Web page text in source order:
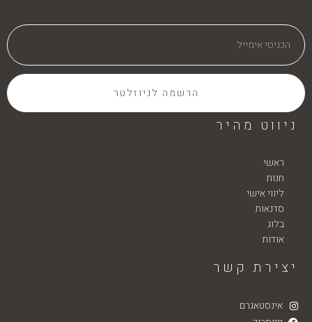
הרשמה לניוזלטר
ניווט מהיר
ראשי
חנות
ליווי אישי
סדנאות
בלוג
אודות
יצירת קשר
אינסטאגרם